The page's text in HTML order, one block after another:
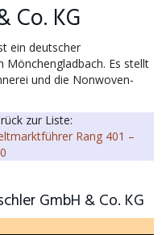
Co. KG
ein deutscher
Mönchengladbach. Es stellt
und die Nonwoven-
zur Liste:
Rang 401 –
GmbH & Co. KG